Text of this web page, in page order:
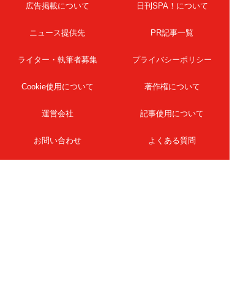
広告掲載について 日刊SPA！について
ニュース提供先 PR記事一覧
ライター・執筆者募集 プライバシーポリシー
Cookie使用について 著作権について
運営会社 記事使用について
お問い合わせ よくある質問